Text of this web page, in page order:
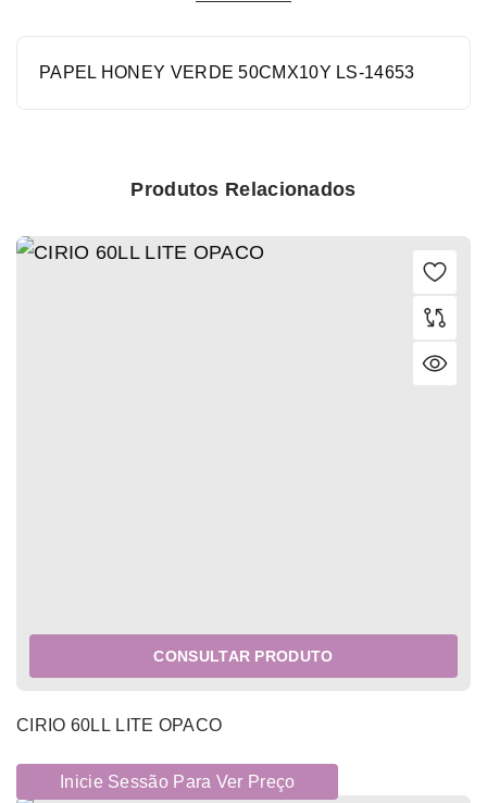
PAPEL HONEY VERDE 50CMX10Y LS-14653
Produtos Relacionados
CONSULTAR PRODUTO
CIRIO 60LL LITE OPACO
Inicie Sessão Para Ver Preço